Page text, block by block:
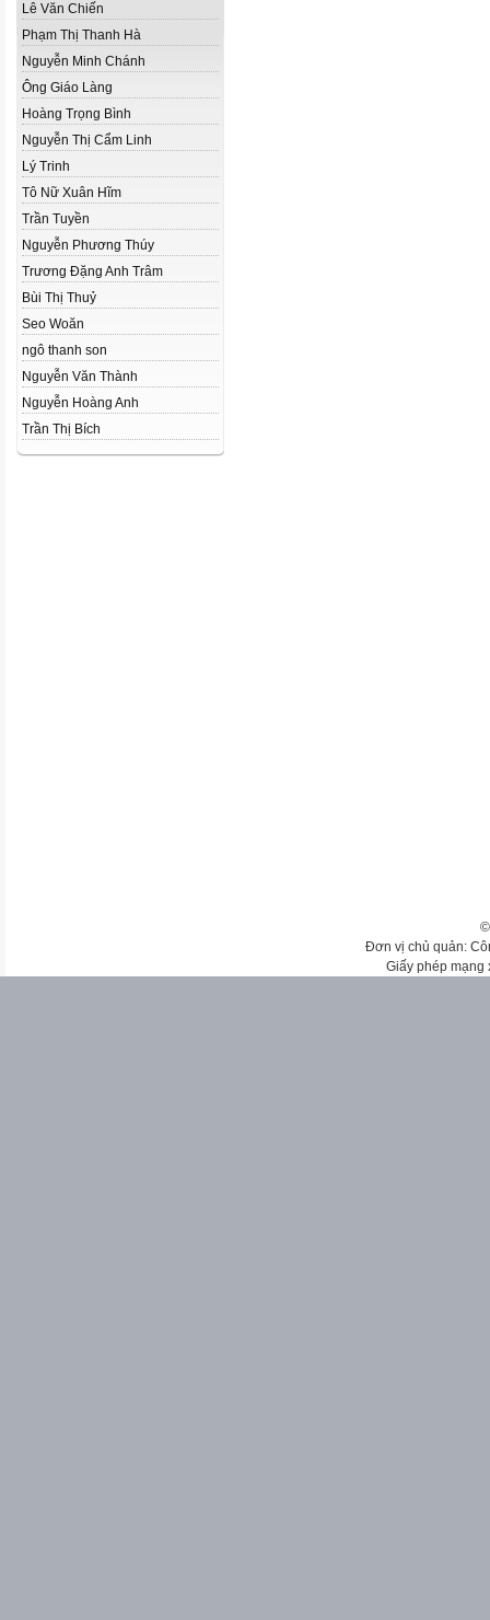
Lê Văn Chiến
Phạm Thị Thanh Hà
Nguyễn Minh Chánh
Ông Giáo Làng
Hoàng Trọng Bình
Nguyễn Thị Cẩm Linh
Lý Trinh
Tô Nữ Xuân Hĩm
Trần Tuyền
Nguyễn Phương Thúy
Trương Đặng Anh Trâm
Bùi Thị Thuỷ
Seo Woăn
ngô thanh son
Nguyễn Văn Thành
Nguyễn Hoàng Anh
Trần Thị Bích
Đơn vị chủ quản:
Giấy phép mạng